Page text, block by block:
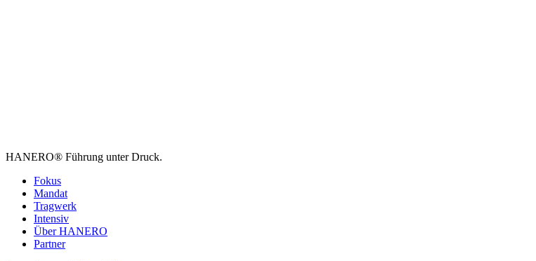
HANERO® Führung unter Druck.
Fokus
Mandat
Tragwerk
Intensiv
Über HANERO
Partner